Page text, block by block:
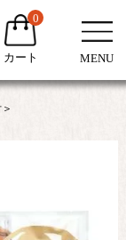
0
カート MENU